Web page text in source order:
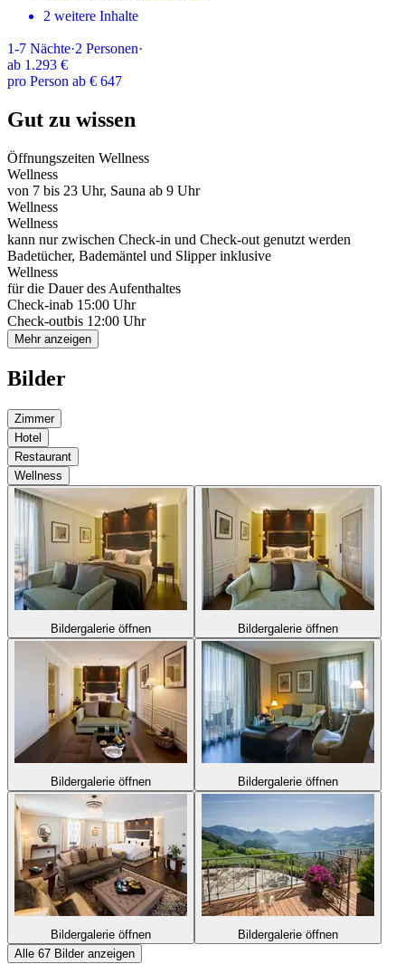
2 weitere Inhalte
1-7 Nächte·2 Personen·
ab 1.293 €
pro Person ab € 647
Gut zu wissen
Öffnungszeiten Wellness
Wellness
von 7 bis 23 Uhr, Sauna ab 9 Uhr
Wellness
Wellness
kann nur zwischen Check-in und Check-out genutzt werden
Badetücher, Bademäntel und Slipper inklusive
Wellness
für die Dauer des Aufenthaltes
Check-inab 15:00 Uhr
Check-outbis 12:00 Uhr
Mehr anzeigen
Bilder
Zimmer
Hotel
Restaurant
Wellness
Bildergalerie öffnen Bildergalerie öffnen
Bildergalerie öffnen Bildergalerie öffnen
Bildergalerie öffnen
Bildergalerie öffnen
Alle 67 Bilder anzeigen